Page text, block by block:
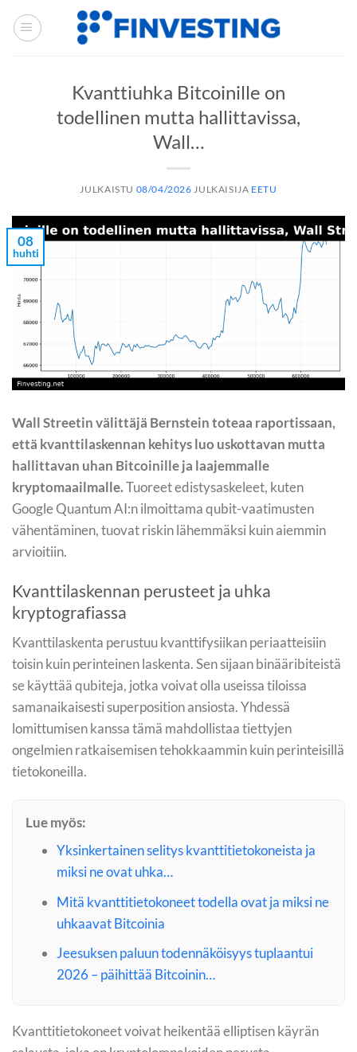
Siirry
sisältöön
Kvanttiuhka Bitcoinille on
todellinen mutta hallittavissa,
Wall…
JULKAISTU 08/04/2026 JULKAISIJA EETU
08
huhti
Wall Streetin välittäjä Bernstein toteaa raportissaan,
että kvanttilaskennan kehitys luo uskottavan mutta
hallittavan uhan Bitcoinille ja laajemmalle
kryptomaailmalle.Tuoreet edistysaskeleet, kuten
Google Quantum AI:n ilmoittama qubit-vaatimusten
vähentäminen, tuovat riskin lähemmäksi kuin aiemmin
arvioitiin.
Kvanttilaskennan perusteet ja uhka
kryptografiassa
Kvanttilaskenta perustuu kvanttifysiikan periaatteisiin
toisin kuin perinteinen laskenta. Sen sijaan binääribiteistä
se käyttää qubiteja, jotka voivat olla useissa tiloissa
samanaikaisesti superposition ansiosta. Yhdessä
lomittumisen kanssa tämä mahdollistaa tiettyjen
ongelmien ratkaisemisen tehokkaammin kuin perinteisillä
tietokoneilla.
Lue myös:
Yksinkertainen selitys kvanttitietokoneista ja
miksi ne ovat uhka…
Mitä kvanttitietokoneet todella ovat ja miksi ne
uhkaavat Bitcoinia
Jeesuksen paluun todennäköisyys tuplaantui
2026 – päihittää Bitcoinin…
Kvanttitietokoneet voivat heikentää elliptisen käyrän